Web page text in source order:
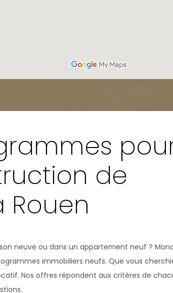
de
neuve ou dans un appartement neuf ?
immobiliers neufs. Que vous
Nos offres répondent aux critères de